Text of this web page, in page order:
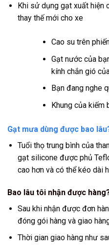
Khi sử dụng gạt xuất hiện
thay thế mới cho xe
Cao su trên
Gạt nước của
kính chắn gió
Bạn đang nghe
Khung của kiếm
Gạt mưa dùng được bao
Tuổi thọ trung bình của
gạt silicone được phủ
cao hơn và có thể kéo dài
Bao lâu tôi nhận được
Sau khi nhận được đơn
đóng gói hàng và giao
Thời gian giao hàng như